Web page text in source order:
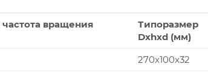
вращения
Типоразмер
Dxhxd (мм)
270x100x32